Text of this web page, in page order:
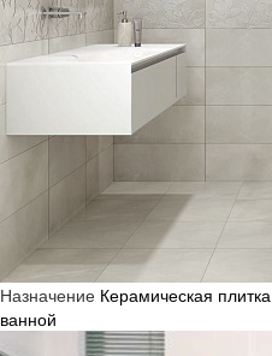
Назначение Керамическая плитка
ванной